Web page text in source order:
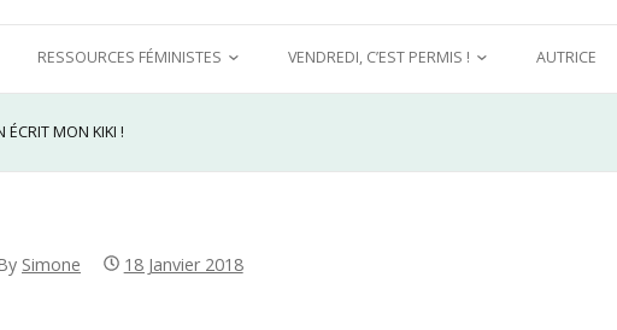
RESSOURCES FÉMINISTES
DANS MES OREILLES
INSPIRATION
VENDREDI, C’EST PERMIS ! AUTRICE
ÉCRIT MON KIKI !
Simone 18 Janvier 2018